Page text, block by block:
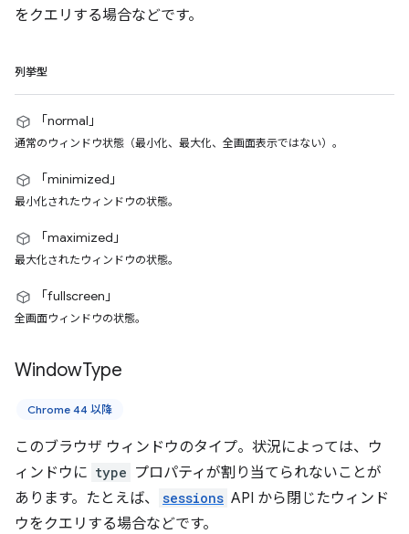
をクエリする場合などです。
列挙型
「normal」
通常のウィンドウ状態（最小化、最大化、全画面表示ではない）。
「minimized」
最小化されたウィンドウの状態。
「maximized」
最大化されたウィンドウの状態。
「fullscreen」
全画面ウィンドウの状態。
WindowType
Chrome 44 以降
このブラウザ ウィンドウのタイプ。状況によっては、ウ
ィンドウに type プロパティが割り当てられないことが
あります。たとえば、
sessions API から閉じたウィンド
ウをクエリする場合などです。